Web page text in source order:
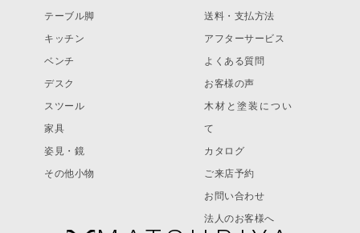
テーブル脚
キッチン
ベンチ
デスク
スツール
家具
姿見・鏡
その他小物
送料・支払方法
アフターサービス
よくある質問
お客様の声
木材と塗装につい
て
カタログ
ご来店予約
お問い合わせ
法人のお客様へ